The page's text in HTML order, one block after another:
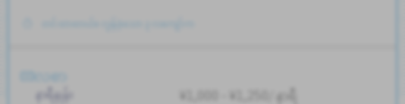
လစာ
နာရီနှုန်း ¥1,000 - ¥1,250/ နာရီ